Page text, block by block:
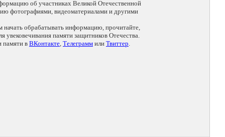
об участниках Великой Отечественной
фотографиями, видеоматериалами и другими
начать обрабатывать информацию, прочитайте,
памяти защитников Отечества.
памяти в ВКонтакте, Телеграмм или Твиттер.